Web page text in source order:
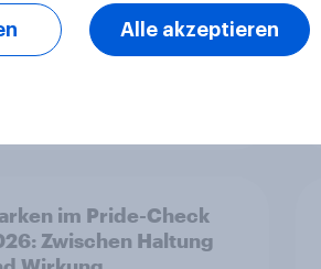
im Pride-Check
Zwischen Haltung
Alle akzeptieren